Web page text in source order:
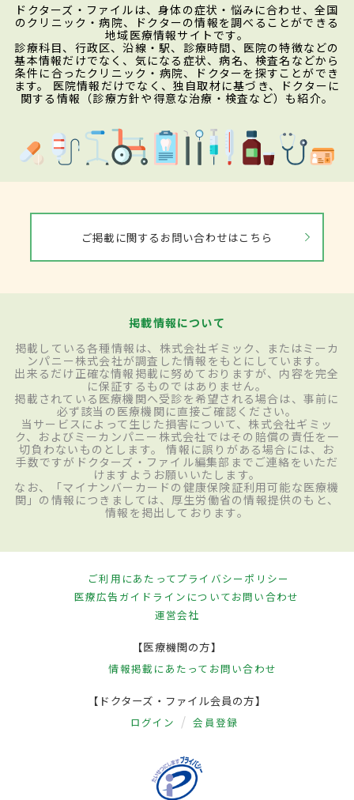
ドクターズ・ファイルは、身体の症状・悩みに合わせ、全国
のクリニック・病院、ドクターの情報を調べることができる
地域医療情報サイトです。
診療科目、行政区、沿線・駅、診療時間、医院の特徴などの
基本情報だけでなく、気になる症状、病名、検査名などから
条件に合ったクリニック・病院、ドクターを探すことができ
ます。 医院情報だけでなく、独自取材に基づき、ドクターに
関する情報（診療方針や得意な治療・検査など）も紹介。
ご掲載に関するお問い合わせはこちら
掲載情報について
掲載している各種情報は、株式会社ギミック、またはミーカ
ンパニー株式会社が調査した情報をもとにしています。
出来るだけ正確な情報掲載に努めておりますが、内容を完全
に保証するものではありません。
掲載されている医療機関へ受診を希望される場合は、事前に
必ず該当の医療機関に直接ご確認ください。
当サービスによって生じた損害について、株式会社ギミッ
ク、およびミーカンパニー株式会社ではその賠償の責任を一
切負わないものとします。 情報に誤りがある場合には、お
手数ですがドクターズ・ファイル編集部までご連絡をいただ
けますようお願いいたします。
なお、「マイナンバーカードの健康保険証利用可能な医療機
関」の情報につきましては、厚生労働省の情報提供のもと、
情報を掲出しております。
ご利用にあたってプライバシーポリシー
医療広告ガイドラインについてお問い合わせ
運営会社
【医療機関の方】
情報掲載にあたって お問い合わせ
【ドクターズ・ファイル会員の方】
ログイン 会員登録